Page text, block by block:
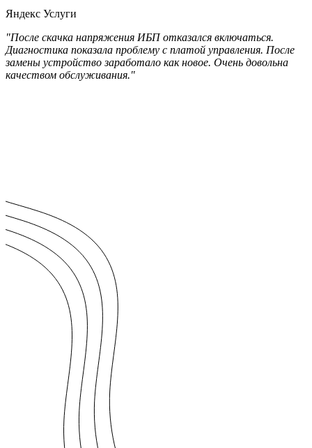
Яндекс Услуги
"После скачка напряжения ИБП отказался включаться.
Диагностика показала проблему с платой управления. После
замены устройство заработало как новое. Очень довольна
качеством обслуживания."